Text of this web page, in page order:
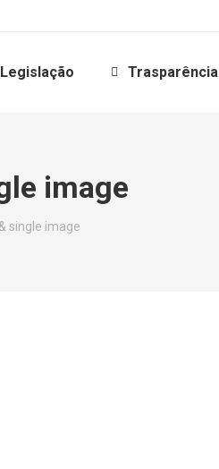
Legislação Trasparência
image
single image